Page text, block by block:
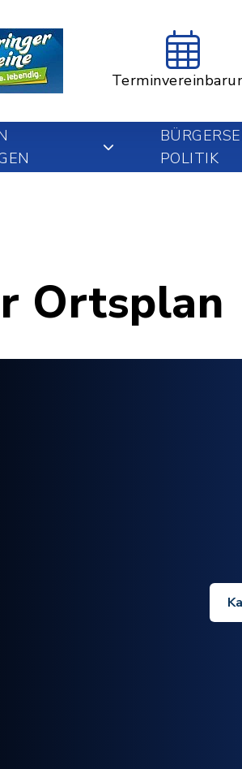
POLITIK
Ortsplan